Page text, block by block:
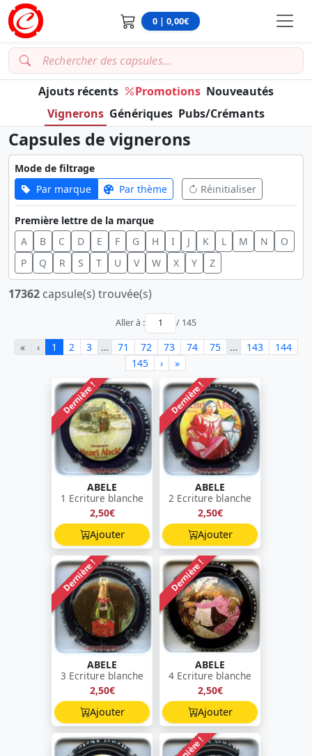
0 | 0,00€
Ajouts récents Promotions Nouveautés
Vignerons Génériques Pubs/Crémants
Capsules de vignerons
Mode de filtrage
Par marque
Par thème Réinitialiser
Première lettre de la marque
A
B C D E F G H I J K L M N
O
P
Q R S T U V W X Y Z
17362 capsule(s) trouvée(s)
Aller à : / 145
« ‹ 1 2 3 … 71 72 73 74 75 … 143
144
145
› »
Dernière !
ABELE
1 Ecriture blanche
2,50€
Ajouter
Dernière !
ABELE
2 Ecriture blanche
2,50€
Ajouter
Dernière !
ABELE
3 Ecriture blanche
2,50€
Ajouter
Dernière !
ABELE
4 Ecriture blanche
2,50€
Ajouter